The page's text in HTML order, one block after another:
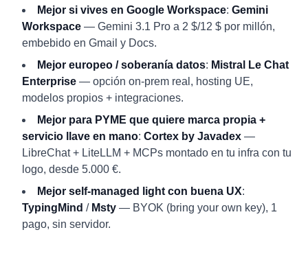
Mejor si vives en Google Workspace: Gemini
Workspace — Gemini 3.1 Pro a 2 $/12 $ por millón,
embebido en Gmail y Docs.
Mejor europeo / soberanía datos: Mistral Le Chat
Enterprise — opción on-prem real, hosting UE,
modelos propios + integraciones.
Mejor para PYME que quiere marca propia +
servicio llave en mano: Cortex by Javadex —
LibreChat + LiteLLM + MCPs montado en tu infra con tu
logo, desde 5.000 €.
Mejor self-managed light con buena UX:
TypingMind / Msty — BYOK (bring your own key), 1
pago, sin servidor.